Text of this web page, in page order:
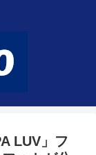
LUV」フ